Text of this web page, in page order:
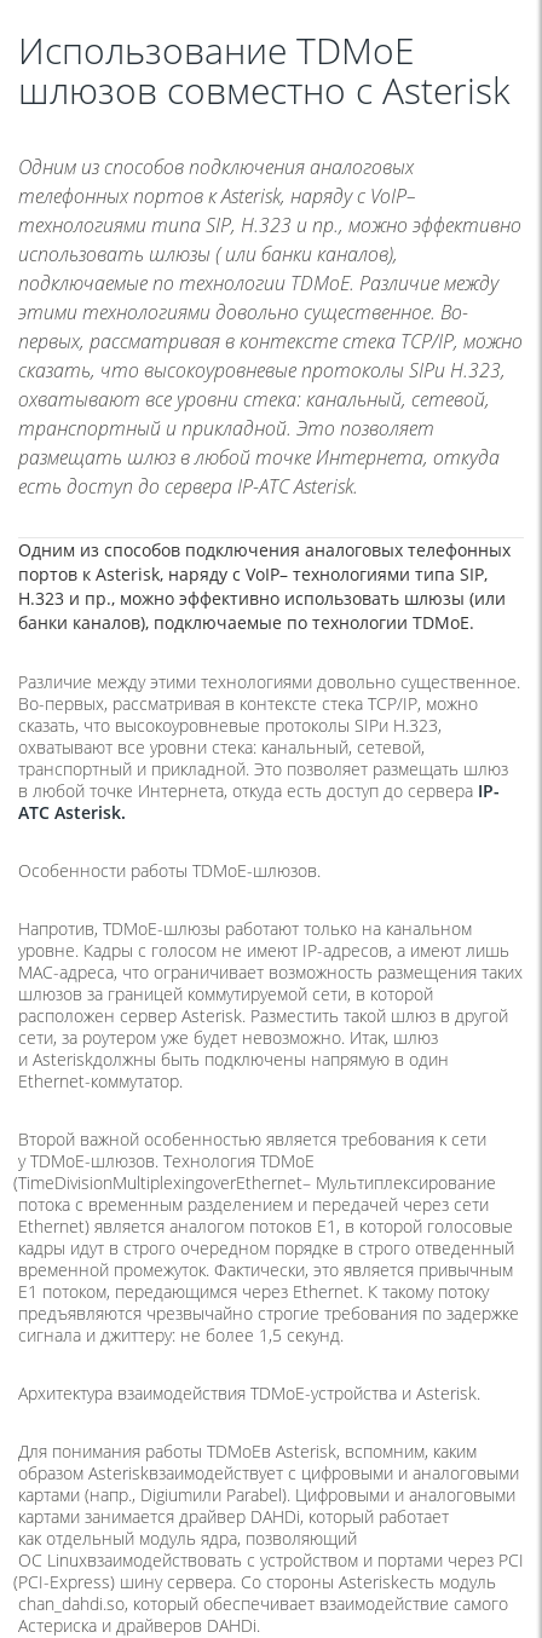
Использование TDMoE
шлюзов совместно с Asterisk
Одним из способов подключения аналоговых
телефонных портов к Asterisk, наряду с VoIP–
технологиями типа SIP, H.323 и пр., можно эффективно
использовать шлюзы ( или банки каналов),
подключаемые по технологии TDMoE. Различие между
этими технологиями довольно существенное. Во-
первых, рассматривая в контексте стека TCP/IP, можно
сказать, что высокоуровневые протоколы SIPи H.323,
охватывают все уровни стека: канальный, сетевой,
транспортный и прикладной. Это позволяет
размещать шлюз в любой точке Интернета, откуда
есть доступ до сервера IP-АТС Asterisk.
Одним из способов подключения аналоговых телефонных
портов к Asterisk, наряду с VoIP– технологиями типа SIP,
H.323 и пр., можно эффективно использовать шлюзы (или
банки каналов), подключаемые по технологии TDMoE.
Различие между этими технологиями довольно существенное.
Во-первых, рассматривая в контексте стека TCP/IP, можно
сказать, что высокоуровневые протоколы SIPи H.323,
охватывают все уровни стека: канальный, сетевой,
транспортный и прикладной. Это позволяет размещать шлюз
в любой точке Интернета, откуда есть доступ до сервера IP-
АТС Asterisk.
Особенности работы TDMoE-шлюзов.
Напротив, TDMoE-шлюзы работают только на канальном
уровне. Кадры с голосом не имеют IP-адресов, а имеют лишь
MAC-адреса, что ограничивает возможность размещения таких
шлюзов за границей коммутируемой сети, в которой
расположен сервер Asterisk. Разместить такой шлюз в другой
сети, за роутером уже будет невозможно. Итак, шлюз
и Asteriskдолжны быть подключены напрямую в один
Ethernet-коммутатор.
Второй важной особенностью является требования к сети
у TDMoE-шлюзов. Технология TDMoE
(TimeDivisionMultiplexingoverEthernet– Мультиплексирование
потока с временным разделением и передачей через сети
Ethernet) является аналогом потоков E1, в которой голосовые
кадры идут в строго очередном порядке в строго отведенный
временной промежуток. Фактически, это является привычным
Е1 потоком, передающимся через Ethernet. К такому потоку
предъявляются чрезвычайно строгие требования по задержке
сигнала и джиттеру: не более 1,5 секунд.
Архитектура взаимодействия TDMoE-устройства и Asterisk.
Для понимания работы TDMoEв Asterisk, вспомним, каким
образом Asteriskвзаимодействует с цифровыми и аналоговыми
картами (напр., Digiumили Parabel). Цифровыми и аналоговыми
картами занимается драйвер DAHDi, который работает
как отдельный модуль ядра, позволяющий
ОС Linuxвзаимодействовать с устройством и портами через PCI
(PCI-Express) шину сервера. Со стороны Asteriskесть модуль
chan_dahdi.so, который обеспечивает взаимодействие самого
Астериска и драйверов DAHDi.